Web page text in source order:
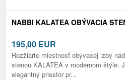
NABBI KALATEA OBÝVACIA
195,00 EUR
Rozžiarte miestnosť obývacej izby
stenou KALATEA v modernom štýle.
elegantný priestor pr...